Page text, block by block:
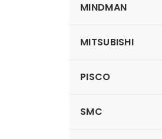
MINDMAN
MITSUBISHI
PISCO
SMC